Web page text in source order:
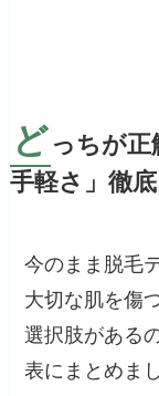
ど っちが正
手軽さ」徹
今のまま脱毛
大切な肌を傷
選択肢がある
表にまとめま